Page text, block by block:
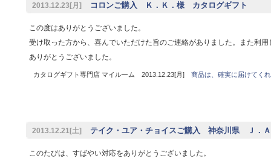
2013.12.23[月] コロンご購入 Ｋ．Ｋ．様 カタログギフト
この度はありがとうございました。
受け取った方から、喜んでいただけた旨のご連絡がありました。また利
ありがとうございました。
カタログギフト専門店 マイルーム 2013.12.23[月] 商品は、確実に届けてく
2013.12.21[土] テイク・ユア・チョイスご購入 神奈川県 Ｊ．
このたびは、すばやい対応をありがとうございました。